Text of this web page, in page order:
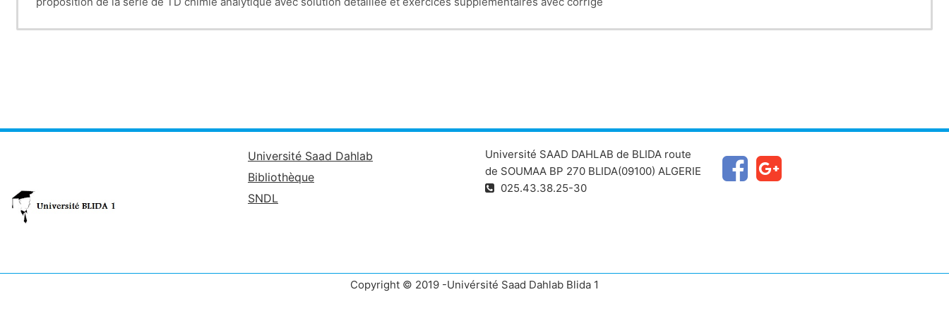
Université Saad Dahlab
Bibliothèque
SNDL
Université SAAD DAHLAB de BLIDA route
de SOUMAA BP 270 BLIDA(09100) ALGERIE
025.43.38.25-30
Copyright © 2019 -Univérsité Saad Dahlab Blida 1